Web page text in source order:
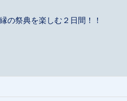
の祭典を楽しむ２日間！！